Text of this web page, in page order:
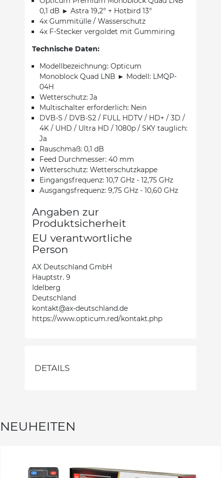
0,1 dB ► Astra 19,2° + Hotbird 13°
4x Gummitülle / Wasserschutz
4x F-Stecker vergoldet mit Gummiring
Technische Daten:
Modellbezeichnung: Opticum
Monoblock Quad LNB ► Modell: LMQP-
04H
Wetterschutz: Ja
Multischalter erforderlich: Nein
DVB-S / DVB-S2 / FULL HDTV / HD+ / 3D /
4K / UHD / Ultra HD / 1080p / SKY tauglich:
Ja
Rauschmaß: 0,1 dB
Feed Durchmesser: 40 mm
Wetterschutz: Wetterschutzkappe
Eingangsfrequenz: 10,7 GHz - 12,75 GHz
Ausgangsfrequenz: 9,75 GHz - 10,60 GHz
Angaben zur
Produktsicherheit
EU verantwortliche
Person
AX Deutschland GmbH
Hauptstr. 9
Idelberg
Deutschland
kontakt@ax-deutschland.de
https://www.opticum.red/kontakt.php
DETAILS
NEUHEITEN